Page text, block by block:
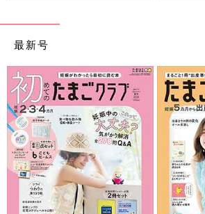
ば、このメインにはこの副菜という組み合
で、その組み合わせで献立を決めればいい
えできれば、スムーズに献立を立てられる
献立を立てるメリットは、食材の無駄をな
とお金の無駄を減らすことがあります。献
物に行く時間を減らし、その時間を違うこ
す。夕食準備に焦らなくてもいいし、こだ
たり、自分や家族の時間に使ったりするこ
めです。
さらに、献立は食べたいものや、家族の幸
つながるんです。
無駄や余分なストックを減らして、その
最新号